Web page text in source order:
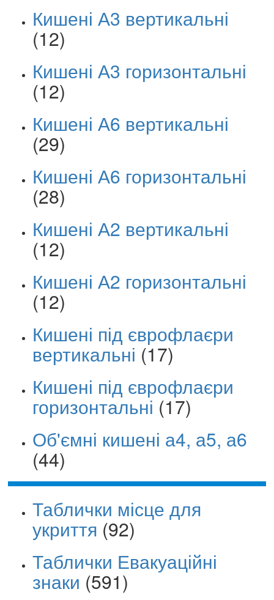
Кишені А3 вертикальні
(12)
Кишені А3 горизонтальні
(12)
Кишені А6 вертикальні
(29)
Кишені А6 горизонтальні
(28)
Кишені А2 вертикальні
(12)
Кишені А2 горизонтальні
(12)
Кишені під єврофлаєри
вертикальні (17)
Кишені під єврофлаєри
горизонтальні (17)
Об'ємні кишені а4, а5, а6
(44)
Таблички місце для
укриття (92)
Таблички Евакуаційні
знаки (591)